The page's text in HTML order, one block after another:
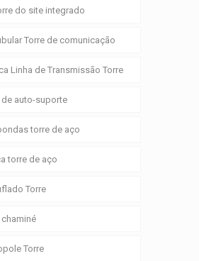
do site integrado
Torre de comunicação
Linha de Transmissão Torre
de auto-suporte
torre de aço
torre de aço
Torre
chaminé
Torre